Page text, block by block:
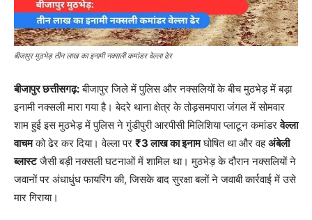
बीजापुर मुठभेड़ तीन लाख का इनामी नक्सली कमांडर वेल्ला ढेर
बीजापुर छत्तीसगढ़:बीजापुर जिले में पुलिस और नक्सलियों के बीच मुठभेड़ में बड़ा
इनामी नक्सली मारा गया है। बेदरे थाना क्षेत्र के तोड़समपारा जंगल में सोमवार
शाम हुई इस मुठभेड़ में पुलिस ने गुंडीपुरी आरपीसी मिलिशिया प्लाटून कमांडरवेल्ला
वाचमको ढेर कर दिया। वेल्ला पर ₹3 लाख का इनामघोषित था और वहअंबेली
ब्लास्टजैसी बड़ी नक्सली घटनाओं में शामिल था। मुठभेड़ के दौरान नक्सलियों ने
जवानों पर अंधाधुंध फायरिंग की, जिसके बाद सुरक्षा बलों ने जवाबी कार्रवाई में उसे
मार गिराया।